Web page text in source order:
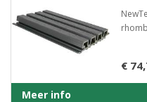
€
Meer info